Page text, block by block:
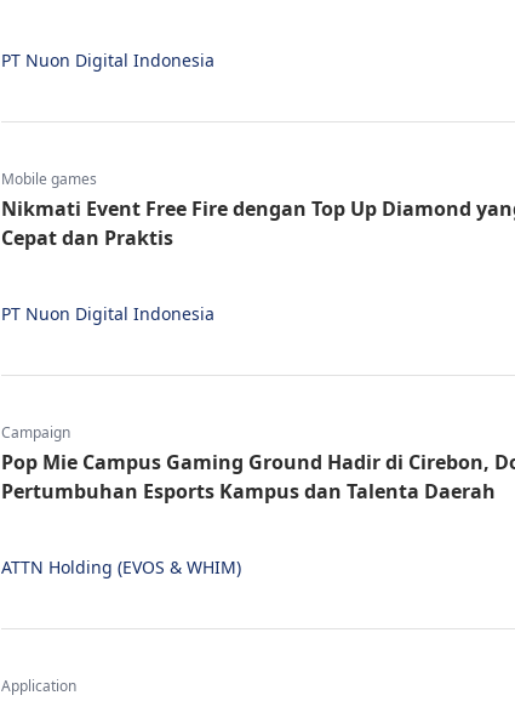
PT Nuon Digital Indonesia
Mobile games
Nikmati Event Free Fire dengan Top Up Diamond
Cepat dan Praktis
PT Nuon Digital Indonesia
Campaign
Pop Mie Campus Gaming Ground Hadir di Cirebon, Dorong
Pertumbuhan Esports Kampus dan Talenta Daerah
ATTN Holding (EVOS & WHIM)
Application